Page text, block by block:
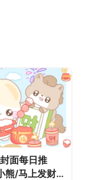
面每日推
熊/马上发财/